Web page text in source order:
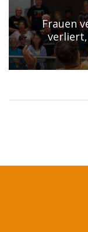
Frauen
verliert,